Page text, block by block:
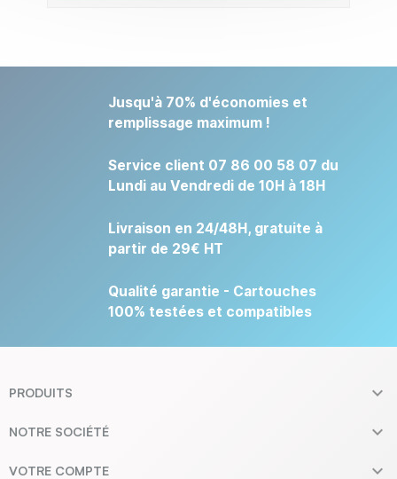
Jusqu'à 70% d'économies et
remplissage maximum !
Service client 07 86 00 58 07 du
Lundi au Vendredi de 10H à 18H
Livraison en 24/48H, gratuite à
partir de 29€ HT
Qualité garantie - Cartouches
100% testées et compatibles
PRODUITS 
NOTRE SOCIÉTÉ 
VOTRE COMPTE 